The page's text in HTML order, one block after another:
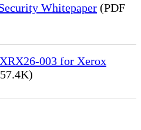
Whitepaper (PDF
003 for Xerox